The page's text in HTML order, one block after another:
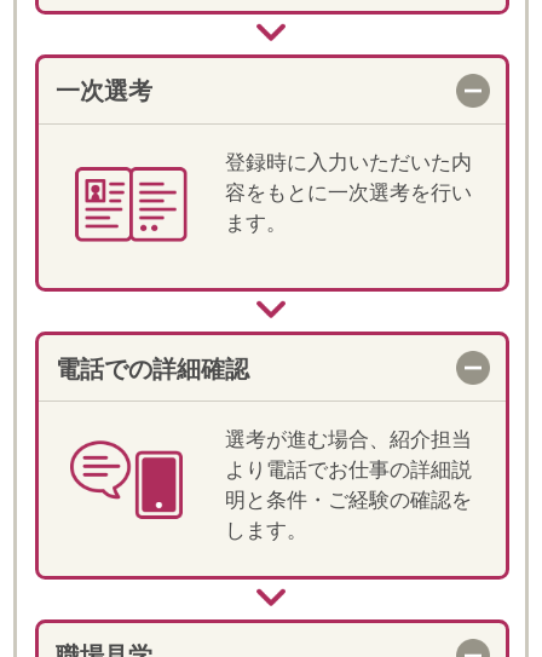
行の上、就業先へ訪問がで
双方合意の上、就業が決定
します。就業前には、マイ
ページ上でオリエンテーシ
ます。
"Fellow(フェロー)" は、「仲間・同士」とい
った意味があります。
「皆様と仲間として一緒にお仕事をしてい
きたい」そんな思いから"Fellow"という言葉
が生まれました。
また、仲間という言葉どおり、ご就業いた
だく皆様には、当社の一員として、「プロ
フェッショナル」と しての意識を持って、